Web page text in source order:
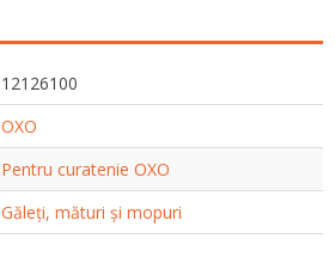
12126100
OXO
Pentru curatenie OXO
Găleți, mături și mopuri